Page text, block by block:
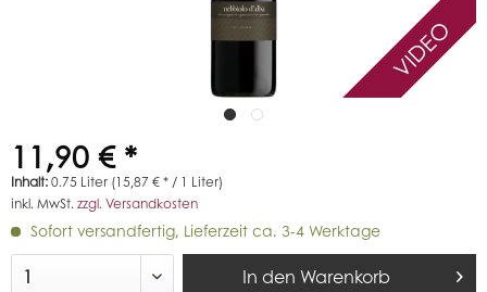
VIDEO
11,90 € *
Inhalt:0.75 Liter (15,87 € * / 1 Liter)
inkl. MwSt. zzgl. Versandkosten
Sofort versandfertig, Lieferzeit ca. 3-4 Werktage
In den Warenkorb